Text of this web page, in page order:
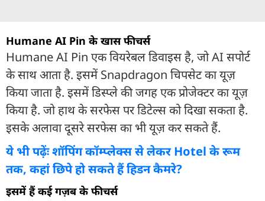
Humane AI Pin के खास फीचर्स
Humane AI Pin एक वियरेबल डिवाइस है, जो AI सपोर्ट
के साथ आता है. इसमें Snapdragon चिपसेट का यूज़
किया जाता है. इसमें डिस्प्ले की जगह एक प्रोजेक्टर का यूज़
किया है. जो हाथ के सरफेस पर डिटेल्स को दिखा सकता है.
इसके अलावा दूसरे सरफेस का भी यूज़ कर सकते हैं.
ये भी पढ़ेंः शॉपिंग कॉम्प्लेक्स से लेकर Hotel के रूम
तक, कहां छिपे हो सकते हैं हिडन कैमरे?
इसमें हैं कई गज़ब के फीचर्स